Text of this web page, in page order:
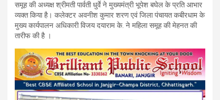
समूह की अध्यक्ष श्रीमती पार्वती धुर्वे ने मुख्यमंत्री भूपेश बघेल के प्रति आभार
व्यक्त किया है। कलेक्टर अवनीश कुमार शरण एवं जिला पंचायत कबीरधाम के
मुख्य कार्यपालन अधिकारी विजय दयाराम के. ने महिला समूह की मेहनत की
तारीफ की है ।